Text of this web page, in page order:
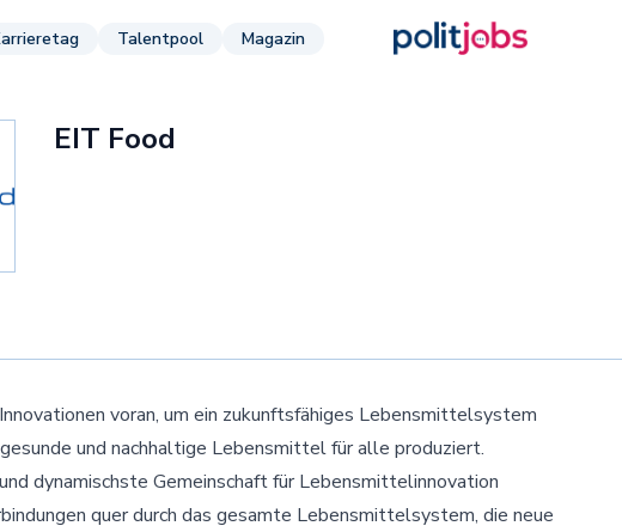
Talentpool Magazin
EIT Food
voran, um ein zukunftsfähiges Lebensmittelsystem
und nachhaltige Lebensmittel für alle produziert.
dynamischste Gemeinschaft für Lebensmittelinnovation
quer durch das gesamte Lebensmittelsystem, die neue